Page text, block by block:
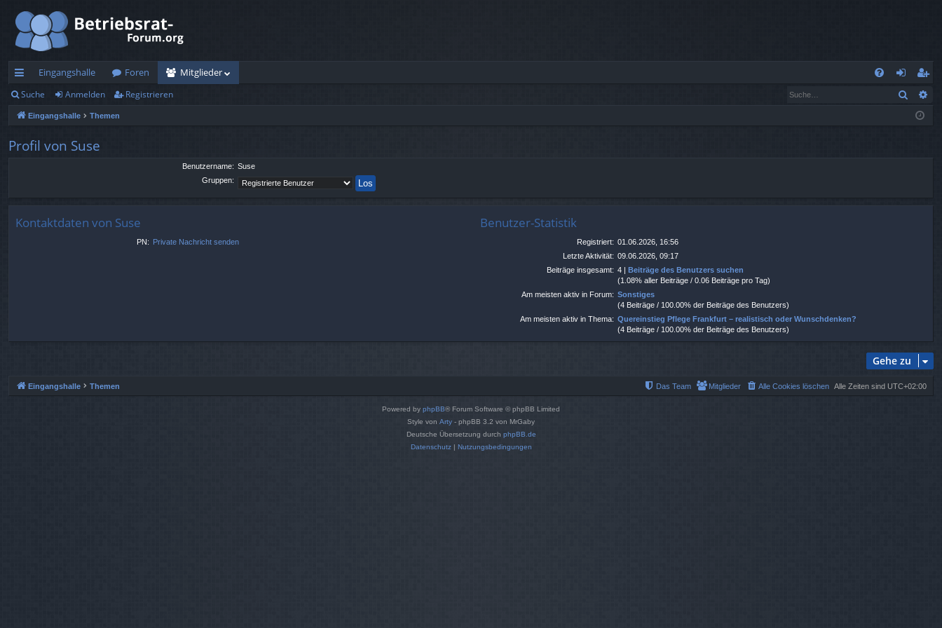
ch
ne
llz
Eingangshalle Foren
Mitglieder
n
eg
ist
Suche Anmelden Registrieren Suche
Eingangshalle Themen
Profil von Suse
Benutzername: Suse
Gruppen:
Kontaktdaten von Suse
PN: Private Nachricht senden
Benutzer-Statistik
Registriert: 01.06.2026, 16:56
Letzte Aktivität: 09.06.2026, 09:17
Beiträge insgesamt: 4 |Beiträge des Benutzers suchen
(1.08% aller Beiträge / 0.06 Beiträge pro Tag)
Am meisten aktiv in Forum: Sonstiges
(4 Beiträge / 100.00% der Beiträge des Benutzers)
Am meisten aktiv in Thema: Quereinstieg Pflege Frankfurt – realistisch oder Wunschdenken?
(4 Beiträge / 100.00% der Beiträge des Benutzers)
Gehe zu
Eingangshalle Themen Alle Zeiten sind UTC+02:00
Alle Cookies löschen
Mitglieder
Das Team
Powered by phpBB® Forum Software © phpBB Limited
Style von Arty - phpBB 3.2 von MrGaby
Deutsche Übersetzung durch phpBB.de
Datenschutz| Nutzungsbedingungen